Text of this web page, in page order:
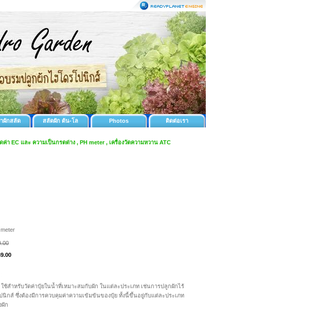
ผักสลัด สลัดผัก ต้น-โล Photos ติดต่อเรา
า EC และ ความเป็นกรดด่าง , PH meter , เครื่องวัดความหวาน ATC
ใช้สำหรับวัดค่าปุ๋ยในน้ำที่เหมาะสมกับผัก ในแต่ละประเภท เช่นการปลูกผักไร้
นิกส์ ซึ่งต้องมีการควบคุมค่าความเข้มข้นของปุ๋ย ทั้งนี้ขึ้นอยู่กับแต่ละประเภท
ผัก